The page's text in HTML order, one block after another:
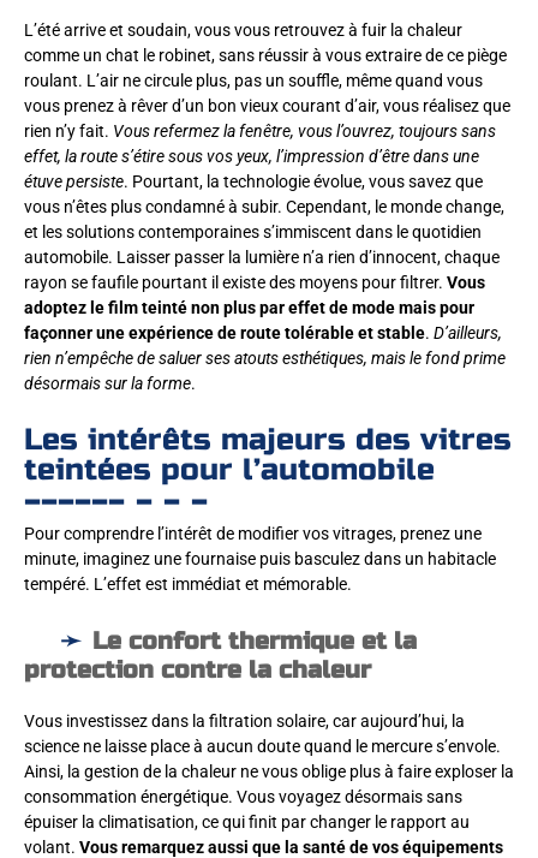
L’été arrive et soudain, vous vous retrouvez à fuir la chaleur
comme un chat le robinet, sans réussir à vous extraire de ce piège
roulant. L’air ne circule plus, pas un souffle, même quand vous
vous prenez à rêver d’un bon vieux courant d’air, vous réalisez que
rien n’y fait. Vous refermez la fenêtre, vous l’ouvrez, toujours sans
effet, la route s’étire sous vos yeux, l’impression d’être dans une
étuve persiste. Pourtant, la technologie évolue, vous savez que
vous n’êtes plus condamné à subir. Cependant, le monde change,
et les solutions contemporaines s’immiscent dans le quotidien
automobile. Laisser passer la lumière n’a rien d’innocent, chaque
rayon se faufile pourtant il existe des moyens pour filtrer. Vous
adoptez le film teinté non plus par effet de mode mais pour
façonner une expérience de route tolérable et stable. D’ailleurs,
rien n’empêche de saluer ses atouts esthétiques, mais le fond prime
désormais sur la forme.
Les intérêts majeurs des vitres
teintées pour l’automobile
Pour comprendre l’intérêt de modifier vos vitrages, prenez une
minute, imaginez une fournaise puis basculez dans un habitacle
tempéré. L’effet est immédiat et mémorable.
Le confort thermique et la
protection contre la chaleur
Vous investissez dans la filtration solaire, car aujourd’hui, la
science ne laisse place à aucun doute quand le mercure s’envole.
Ainsi, la gestion de la chaleur ne vous oblige plus à faire exploser la
consommation énergétique. Vous voyagez désormais sans
épuiser la climatisation, ce qui finit par changer le rapport au
volant. Vous remarquez aussi que la santé de vos équipements